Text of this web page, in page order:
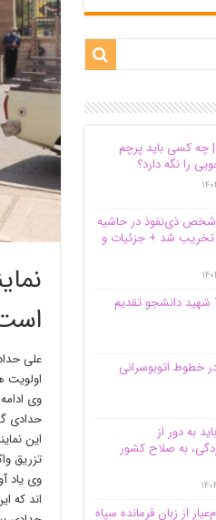
علی
وی
حدادی
این
تزریق
اند که
‌چه کسی باید پرچم
را نگه دارد؟
شخص ذی‌نفوذ در حاشیه‌
تخریب شد + جزئیات و
استان البرز در جنگ 12 روزه 7 شهید دانشجو تقدیم
در خطوط اتوبوسرانی
به دور از
به صلاح کشور
از زبان فرمانده سپاه